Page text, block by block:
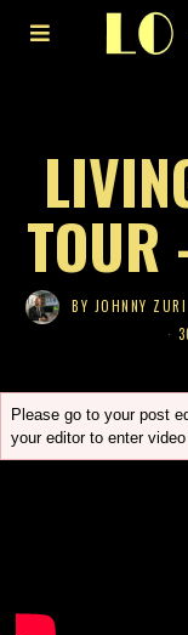
TOUR
BY JOHNNY ZURI
Please go to your post
your editor to enter video